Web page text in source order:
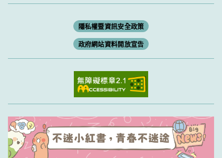
隱私權暨資訊安全政策
政府網站資料開放宣告